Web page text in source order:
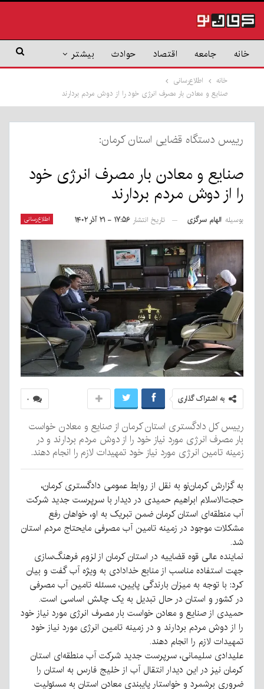
خانه جامعه اقتصاد حوادث بیشتر
خانه
اطلاع‌رسانی
صنایع و معادن بار مصرف انرژی خود را از دوش مردم بردارند
رییس دستگاه قضایی استان کرمان:
صنایع و معادن بار مصرف انرژی خود
را از دوش مردم بردارند
اطلاع‌رسانی بوسیله الهام سرگزی تاریخ انتشار ۱۷:۵۶ - ۲۱ آذر ۱۴۰۲
۰ به اشتراک گذاری
رییس کل دادگستری استان کرمان از صنایع و معادن خواست
بار مصرف انرژی مورد نیاز خود را از دوش مردم بردارند و در
زمینه تامین انرژی مورد نیاز خود تمهیدات لازم را انجام دهند.
به گزارش کرمان‌نو به نقل از روابط عمومی دادگستری کرمان،
حجت‌الاسلام ابراهیم حمیدی در دیدار با سرپرست جدید شرکت
آب منطقه‌ای استان کرمان ضمن تبریک به او، خواهان رفع
مشکلات موجود در زمینه تامین آب مصرفی مایحتاج مردم استان
شد.
نماینده عالی قوه قضاییه در استان کرمان از لزوم فرهنگ‌سازی
جهت استفاده مناسب از منابع خدادادی به ویژه آب گفت و بیان
کرد: با توجه به میزان بارندگی پایین، مسئله تامین آب مصرفی
در کشور و استان در حال تبدیل به یک چالش اساسی است.
حمیدی از صنایع و معادن خواست بار مصرف انرژی مورد نیاز خود
را از دوش مردم بردارند و در زمینه تامین انرژی مورد نیاز خود
تمهیدات لازم را انجام دهند.
علیدادی سلیمانی، سرپرست جدید شرکت آب منطقه‌ای استان
کرمان نیز در این دیدار انتقال آب از خلیج فارس به استان را
ضروری برشمرد و خواستار پایبندی معادن استان به مسئولیت